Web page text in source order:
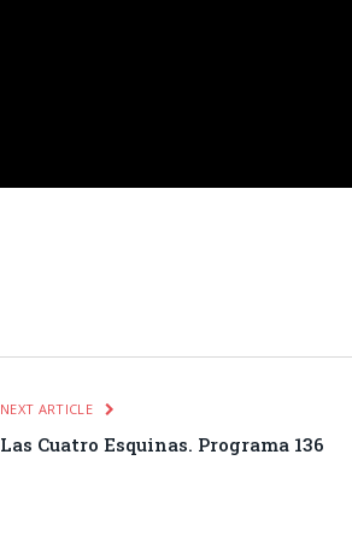
NEXT ARTICLE
Las Cuatro Esquinas. Programa 136